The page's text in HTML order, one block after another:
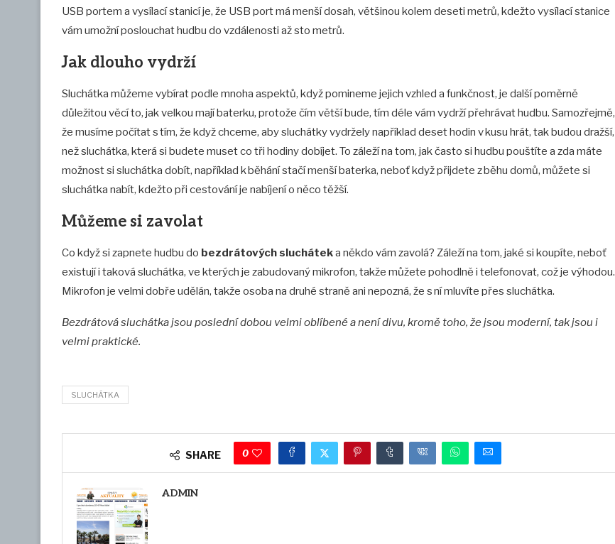
USB portem a vysílací stanicí je, že USB port má menší dosah, většinou kolem deseti metrů, kdežto vysílací stanice
vám umožní poslouchat hudbu do vzdálenosti až sto metrů.
Jak dlouho vydrží
Sluchátka můžeme vybírat podle mnoha aspektů, když pomineme jejich vzhled a funkčnost, je další poměrně
důležitou věcí to, jak velkou mají baterku, protože čím větší bude, tím déle vám vydrží přehrávat hudbu. Samozřejmě,
že musíme počítat s tím, že když chceme, aby sluchátky vydržely například deset hodin v kusu hrát, tak budou dražší,
než sluchátka, která si budete muset co tři hodiny dobíjet. To záleží na tom, jak často si hudbu pouštíte a zda máte
možnost si sluchátka dobít, například k běhání stačí menší baterka, neboť když přijdete z běhu domů, můžete si
sluchátka nabít, kdežto při cestování je nabíjení o něco těžší.
Můžeme si zavolat
Co když si zapnete hudbu do bezdrátových slucháteka někdo vám zavolá? Záleží na tom, jaké si koupíte, neboť
existují i taková sluchátka, ve kterých je zabudovaný mikrofon, takže můžete pohodlně i telefonovat, což je výhodou.
Mikrofon je velmi dobře udělán, takže osoba na druhé straně ani nepozná, že s ní mluvíte přes sluchátka.
Bezdrátová sluchátka jsou poslední dobou velmi oblíbené a není divu, kromě toho, že jsou moderní, tak jsou i
velmi praktické.
SLUCHÁTKA
SHARE 0
ADMIN